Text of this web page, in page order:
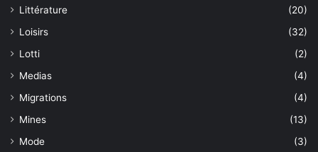
Littérature
(20)
Loisirs
(32)
Lotti
(2)
Medias
(4)
Migrations
(4)
Mines
(13)
Mode
(3)